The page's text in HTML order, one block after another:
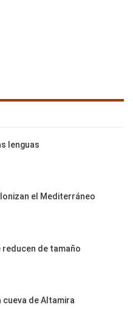
lenguas
el Mediterráneo
reducen de tamaño
cueva de Altamira